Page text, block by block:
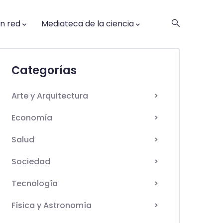
red Mediateca de la ciencia
Categorías
Arte y Arquitectura
Economía
Salud
Sociedad
Tecnología
Física y Astronomía